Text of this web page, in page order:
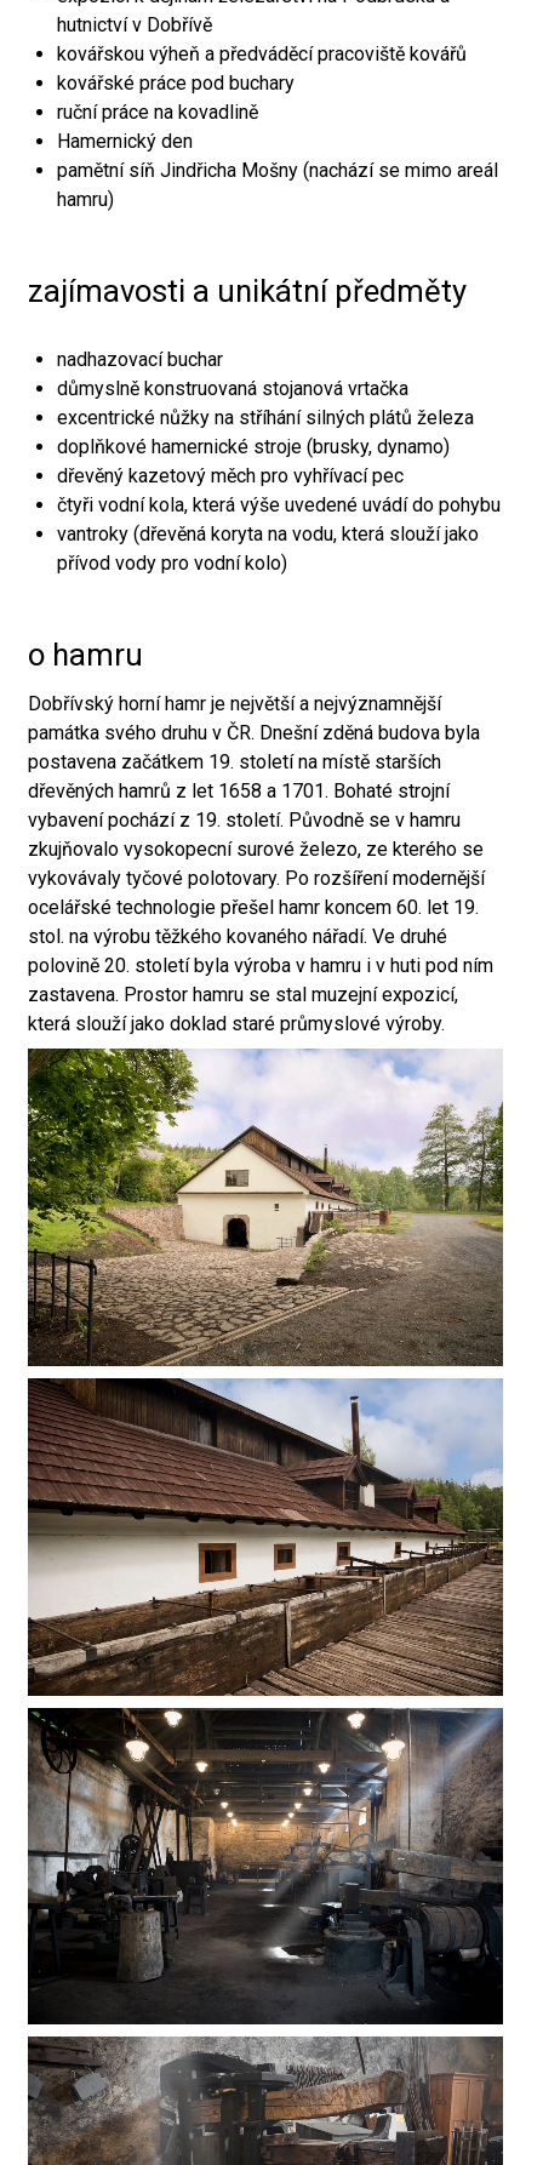
hutnictví v Dobřívě
kovářskou výheň a předváděcí pracoviště kovářů
kovářské práce pod buchary
ruční práce na kovadlině
Hamernický den
pamětní síň Jindřicha Mošny (nachází se mimo areál
hamru)
zajímavosti a unikátní předměty
nadhazovací buchar
důmyslně konstruovaná stojanová vrtačka
excentrické nůžky na stříhání silných plátů železa
doplňkové hamernické stroje (brusky, dynamo)
dřevěný kazetový měch pro vyhřívací pec
čtyři vodní kola, která výše uvedené uvádí do pohybu
vantroky (dřevěná koryta na vodu, která slouží jako
přívod vody pro vodní kolo)
o hamru
Dobřívský horní hamr je největší a nejvýznamnější
památka svého druhu v ČR. Dnešní zděná budova byla
postavena začátkem 19. století na místě starších
dřevěných hamrů z let 1658 a 1701. Bohaté strojní
vybavení pochází z 19. století. Původně se v hamru
zkujňovalo vysokopecní surové železo, ze kterého se
vykovávaly tyčové polotovary. Po rozšíření modernější
ocelářské technologie přešel hamr koncem 60. let 19.
stol. na výrobu těžkého kovaného nářadí. Ve druhé
polovině 20. století byla výroba v hamru i v huti pod ním
zastavena. Prostor hamru se stal muzejní expozicí,
která slouží jako doklad staré průmyslové výroby.